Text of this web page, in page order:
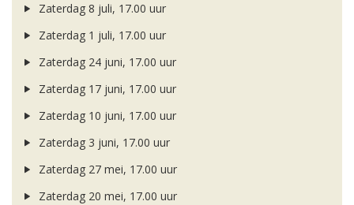
Zaterdag 8 juli, 17.00 uur
Zaterdag 1 juli, 17.00 uur
Zaterdag 24 juni, 17.00 uur
Zaterdag 17 juni, 17.00 uur
Zaterdag 10 juni, 17.00 uur
Zaterdag 3 juni, 17.00 uur
Zaterdag 27 mei, 17.00 uur
Zaterdag 20 mei, 17.00 uur